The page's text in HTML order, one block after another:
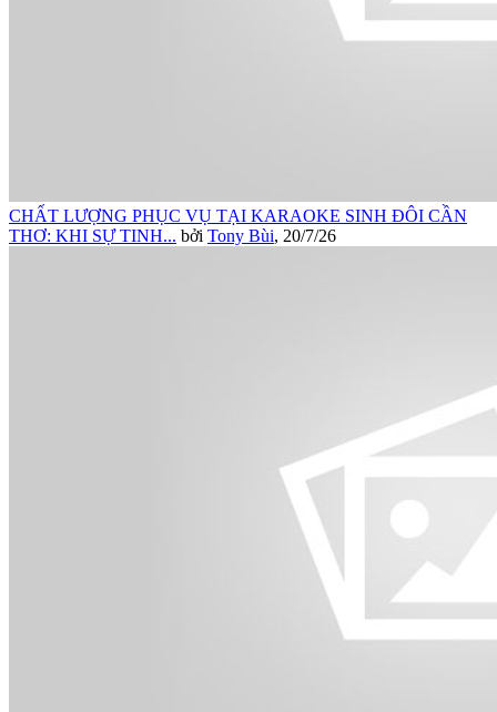
CHẤT LƯỢNG PHỤC VỤ TẠI KARAOKE SINH ĐÔI CẦN
THƠ: KHI SỰ TINH... bởi Tony Bùi, 20/7/26